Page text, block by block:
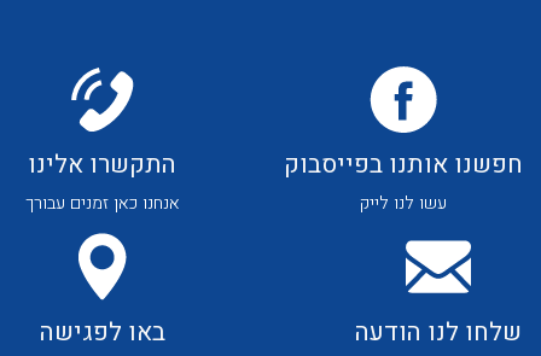
לכל מוצרי היצרן לכל מוצרי היצרן חפשנו אותנו בפייסבוק
עשו לנו לייק
התקשרו אלינו
אנחנו כאן זמנים עבורך
שלחו לנו הודעה באו לפגישה